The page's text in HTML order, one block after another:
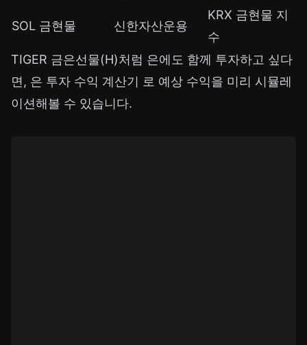
SOL 금현물 신한자산운용
KRX 금현물 지
수
TIGER 금은선물(H)처럼 은에도 함께 투자하고 싶다
면, 은 투자 수익 계산기 로 예상 수익을 미리 시뮬레
이션해볼 수 있습니다.